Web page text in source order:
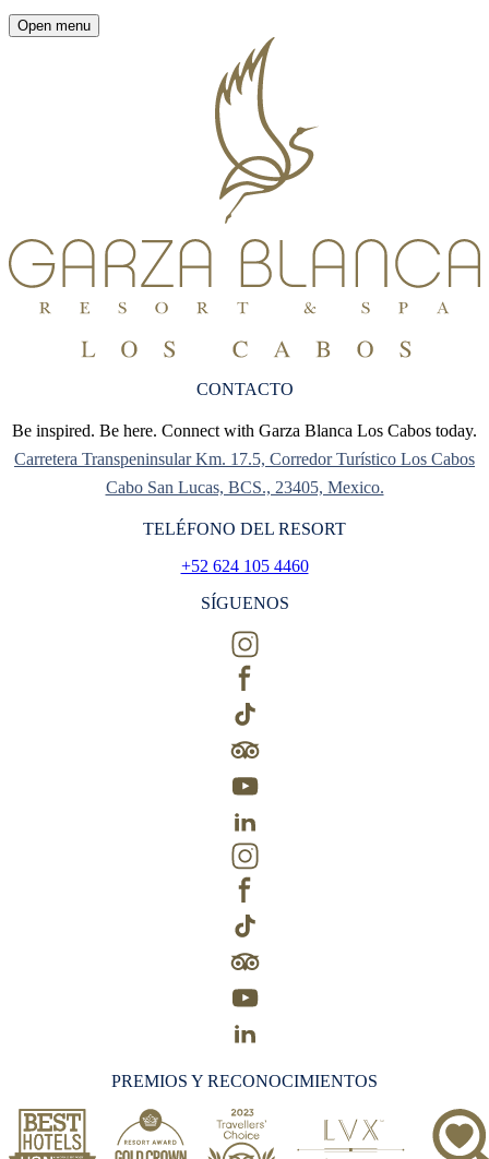
Open menu
CONTACTO
Be inspired. Be here. Connect with Garza Blanca Los Cabos today.
Carretera Transpeninsular Km. 17.5, Corredor Turístico Los Cabos
Cabo San Lucas, BCS., 23405, Mexico.
TELÉFONO DEL RESORT
+52 624 105 4460
SÍGUENOS
PREMIOS Y RECONOCIMIENTOS